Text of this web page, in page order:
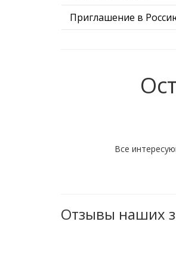
Приглашение в
Все
Отзывы наших